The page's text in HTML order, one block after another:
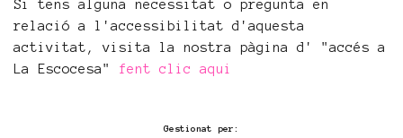
Si tens alguna necessitat o pregunta en
relació a l'accessibilitat d'aquesta
activitat, visita la nostra pàgina d' "accés a
La Escocesa" fent clic aqui
Gestionat per: